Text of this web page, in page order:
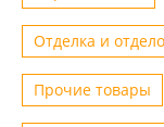
Отделка и
Прочие товары